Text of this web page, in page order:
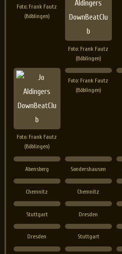
Foto: Frank Fautz
(Böblingen)
Foto: Frank Fautz
(Böblingen)
Foto: Frank Fautz
(Böblingen)
Foto: Frank Fautz
(Böblingen)
Abensberg Sondershausen
Chemnitz Chemnitz
Stuttgart Dresden
Dresden Stuttgart